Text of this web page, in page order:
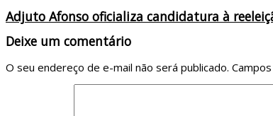
Adjuto Afonso oficializa candidatura à
Deixe um comentário
O seu endereço de e-mail não será publicado.